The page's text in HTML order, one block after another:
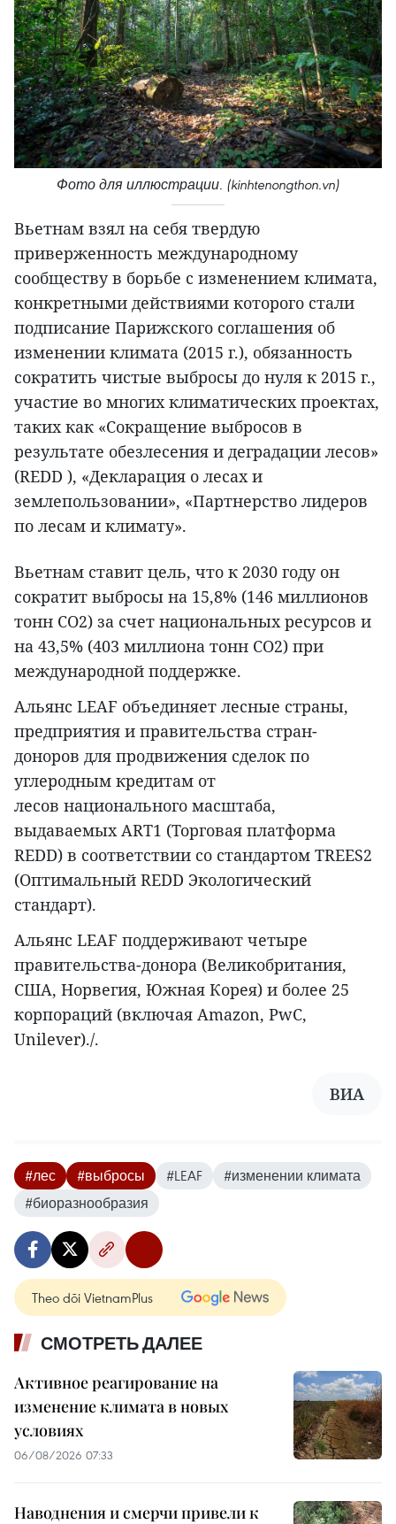
Фото для иллюстрации. (kinhtenongthon.vn)
Вьетнам взял на себя твердую
приверженность международному
сообществу в борьбе с изменением климата,
конкретными действиями которого стали
подписание Парижского соглашения об
изменении климата (2015 г.), обязанность
сократить чистые выбросы до нуля к 2015 г.,
участие во многих климатических проектах,
таких как «Сокращение выбросов в
результате обезлесения и деградации лесов»
(REDD ), «Декларация о лесах и
землепользовании», «Партнерство лидеров
по лесам и климату».
Вьетнам ставит цель, что к 2030 году он
сократит выбросы на 15,8% (146 миллионов
тонн CO2) за счет национальных ресурсов и
на 43,5% (403 миллиона тонн CO2) при
международной поддержке.
Альянс LEAF объединяет лесные страны,
предприятия и правительства стран-
доноров для продвижения сделок по
углеродным кредитам от
лесов национального масштаба,
выдаваемых ART1 (Торговая платформа
REDD) в соответствии со стандартом TREES2
(Оптимальный REDD Экологический
стандарт).
Альянс LEAF поддерживают четыре
правительства-донора (Великобритания,
США, Норвегия, Южная Корея) и более 25
корпораций (включая Amazon, PwC,
Unilever)./.
ВИА
#лес #выбросы #LEAF
#изменении климата
#биоразнообразия
Theo dõi VietnamPlus
СМОТРЕТЬ ДАЛЕЕ
Активное реагирование на
изменение климата в новых
условиях
06/08/2026 07:33
Наводнения и смерчи привели к